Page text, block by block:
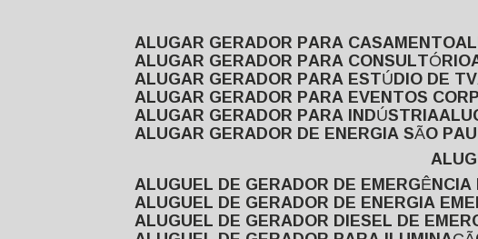
ALUGAR GERADOR PARA CASAMENTO
ALUGAR GERADOR PARA CONSULTÓRIO
ALUGAR GERADOR PARA ESTÚDIO DE TV
ALUGAR GERADOR PARA EVENTOS
ALUGAR GERADOR PARA INDÚSTRIA
ALUGAR GERADOR DE ENERGIA SÃO
ALUGUEL DE GERADOR DE
ALUGUEL DE GERADOR DE ENERGIA
ALUGUEL DE GERADOR DIESEL DE